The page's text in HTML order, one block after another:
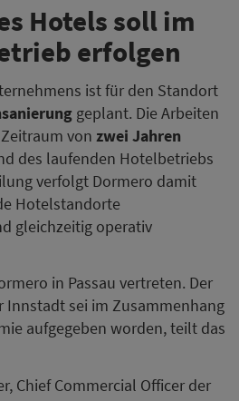
Hotels soll im
erfolgen
ist für den Standort
geplant. Die Arbeiten
von zwei Jahren
des laufenden Hotelbetriebs
verfolgt Dormero damit
Hotelstandorte
gleichzeitig operativ
in Passau vertreten. Der
sei im Zusammenhang
aufgegeben worden, teilt das
Chief Commercial Officer der